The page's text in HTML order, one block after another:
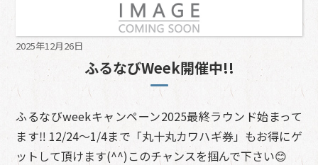
2025年12月26日
ふるなびWeek開催中!!
ふるなびweekキャンペーン2025最終ラウンド始まって
ます‼️ 12/24～1/4まで「丸十丸カワハギ券」もお得にゲ
ットして頂けます(^^)このチャンスを掴んで下さい😊